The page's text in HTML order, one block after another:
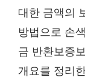
대한 금액의
방법으로 손
금 반환보증
개요를 정리